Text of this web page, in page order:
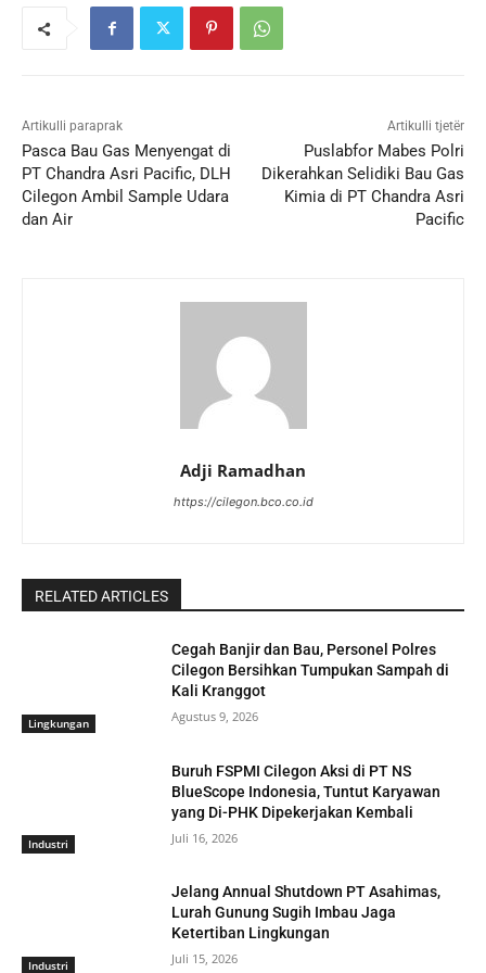
Artikulli paraprak
Pasca Bau Gas Menyengat di
PT Chandra Asri Pacific, DLH
Cilegon Ambil Sample Udara
dan Air
Artikulli tjetër
Puslabfor Mabes Polri
Dikerahkan Selidiki Bau Gas
Kimia di PT Chandra Asri
Pacific
Adji Ramadhan
https://cilegon.bco.co.id
RELATED ARTICLES
Lingkungan
Cegah Banjir dan Bau, Personel Polres
Cilegon Bersihkan Tumpukan Sampah di
Kali Kranggot
Agustus 9, 2026
Industri
Buruh FSPMI Cilegon Aksi di PT NS
BlueScope Indonesia, Tuntut Karyawan
yang Di-PHK Dipekerjakan Kembali
Juli 16, 2026
Industri
Jelang Annual Shutdown PT Asahimas,
Lurah Gunung Sugih Imbau Jaga
Ketertiban Lingkungan
Juli 15, 2026